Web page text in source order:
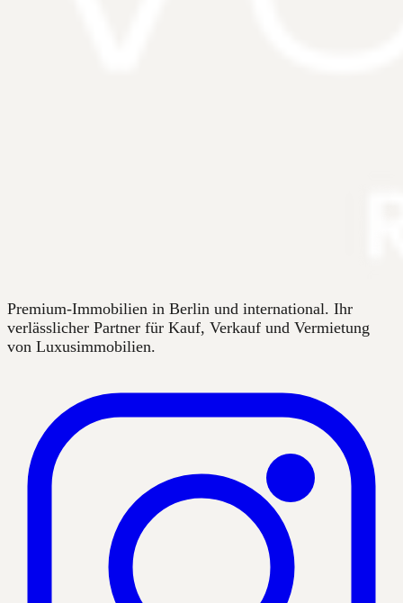
Premium-Immobilien in Berlin und international. Ihr
verlässlicher Partner für Kauf, Verkauf und Vermietung
von Luxusimmobilien.